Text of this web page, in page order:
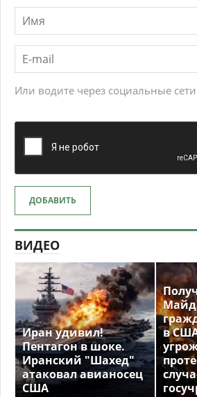
Или водите через социальные сети
ДОБАВИТЬ
ВИДЕО
Иран удивил!
Пентагон в шоке.
Иранский "Шахед"
атаковал авианосец
США
в